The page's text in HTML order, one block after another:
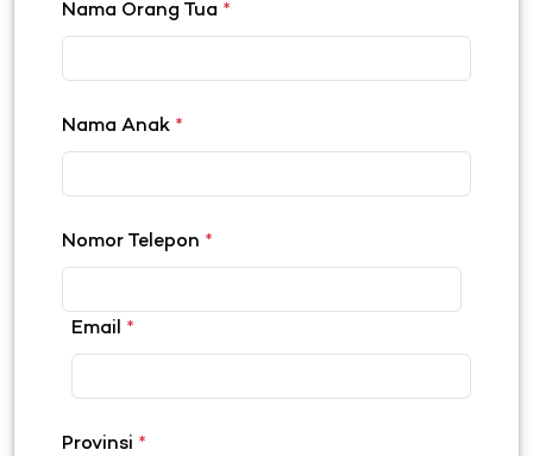
Nama Orang Tua *
Nama Anak *
Nomor Telepon *
Email *
Provinsi *